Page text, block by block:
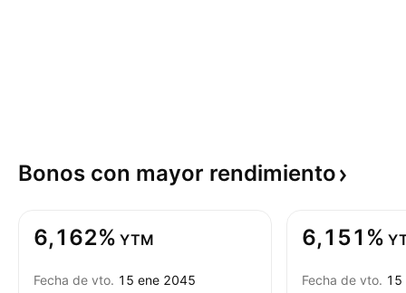
Bonos con mayor rendimiento
6,162% YTM
Fecha de vto. 15 ene 2045
6,151%
Fecha de vto. 15